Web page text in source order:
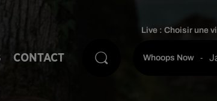
CONTACT
Live :Choisir une
Whoops Now -